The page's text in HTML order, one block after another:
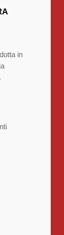
in